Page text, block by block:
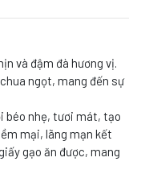
và đậm đà hương vị.
ngọt, mang đến sự
béo nhẹ, tươi mát, tạo
mại, lãng mạn kết
gạo ăn được, mang